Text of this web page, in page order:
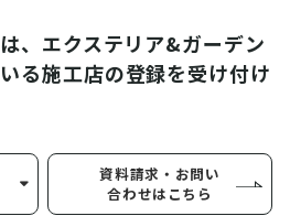
、エクステリア&ガーデン
る施工店の登録を受け付け
資料請求・お問い
合わせはこちら